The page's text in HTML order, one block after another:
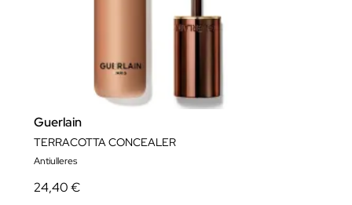
Guerlain
TERRACOTTA CONCEALER
Antiulleres
24,40 €